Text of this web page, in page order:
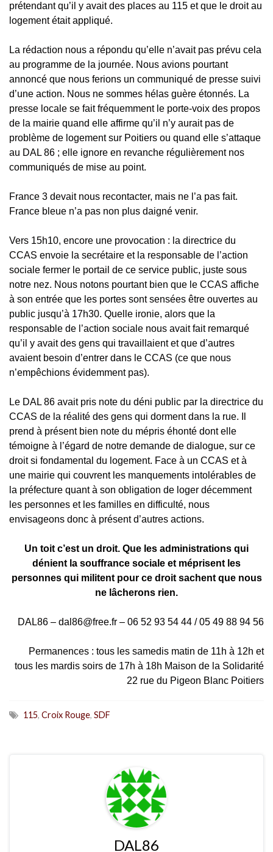
prétendant qu’il y avait des places au 115 et que le droit au
logement était appliqué.
La rédaction nous a répondu qu’elle n’avait pas prévu cela
au programme de la journée. Nous avions pourtant
annoncé que nous ferions un communiqué de presse suivi
d’une action. Nous ne sommes hélas guère étonnés. La
presse locale se fait fréquemment le porte-voix des propos
de la mairie quand elle affirme qu’il n’y aurait pas de
problème de logement sur Poitiers ou quand elle s’attaque
au DAL 86 ; elle ignore en revanche régulièrement nos
communiqués de mise au point.
France 3 devait nous recontacter, mais ne l’a pas fait.
France bleue n’a pas non plus daigné venir.
Vers 15h10, encore une provocation : la directrice du
CCAS envoie la secrétaire et la responsable de l’action
sociale fermer le portail de ce service public, juste sous
notre nez. Nous notons pourtant bien que le CCAS affiche
à son entrée que les portes sont sensées être ouvertes au
public jusqu’à 17h30. Quelle ironie, alors que la
responsable de l’action sociale nous avait fait remarqué
qu’il y avait des gens qui travaillaient et que d’autres
avaient besoin d’entrer dans le CCAS (ce que nous
n’empêchions évidemment pas).
Le DAL 86 avait pris note du déni public par la directrice du
CCAS de la réalité des gens qui dorment dans la rue. Il
prend à présent bien note du mépris éhonté dont elle
témoigne à l’égard de notre demande de dialogue, sur ce
droit si fondamental du logement. Face à un CCAS et à
une mairie qui couvrent les manquements intolérables de
la préfecture quant à son obligation de loger décemment
les personnes et les familles en difficulté, nous
envisageons donc à présent d’autres actions.
Un toit c’est un droit. Que les administrations qui
dénient la souffrance sociale et méprisent les
personnes qui militent pour ce droit sachent que nous
ne lâcherons rien.
DAL86 – dal86@free.fr – 06 52 93 54 44 / 05 49 88 94 56
Permanences : tous les samedis matin de 11h à 12h et
tous les mardis soirs de 17h à 18h Maison de la Solidarité
22 rue du Pigeon Blanc Poitiers
115, Croix Rouge, SDF
DAL86